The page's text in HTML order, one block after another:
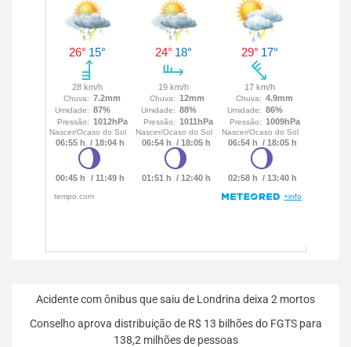
Acidente com ônibus que saiu de Londrina deixa 2 mortos
Conselho aprova distribuição de R$ 13 bilhões do FGTS para
138,2 milhões de pessoas